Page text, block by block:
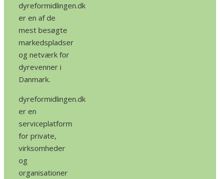
dyreformidlingen.dk
er en af de
mest besøgte
markedspladser
og netværk for
dyrevenner i
Danmark.
dyreformidlingen.dk
er en
serviceplatform
for private,
virksomheder
og
organisationer